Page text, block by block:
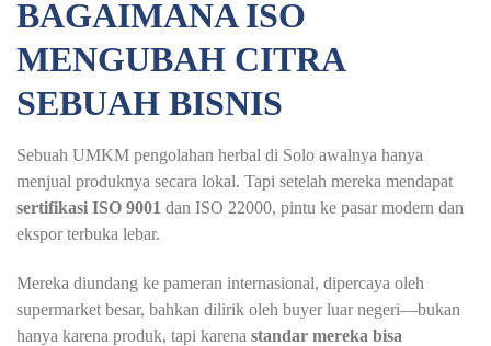
BAGAIMANA ISO
MENGUBAH CITRA
SEBUAH BISNIS
Sebuah UMKM pengolahan herbal di Solo awalnya hanya
menjual produknya secara lokal. Tapi setelah mereka mendapat
sertifikasi ISO 9001 dan ISO 22000, pintu ke pasar modern dan
ekspor terbuka lebar.
Mereka diundang ke pameran internasional, dipercaya oleh
supermarket besar, bahkan dilirik oleh buyer luar negeri—bukan
hanya karena produk, tapi karena standar mereka bisa